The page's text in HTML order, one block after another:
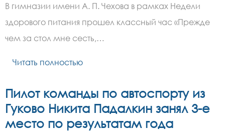
В гимназии имени А. П. Чехова в рамках Недели
здорового питания прошел классный час «Прежде
чем за стол мне сесть,…
Читать полностью
Пилот команды по автоспорту из
Гуково Никита Падалкин занял 3-е
место по результатам года